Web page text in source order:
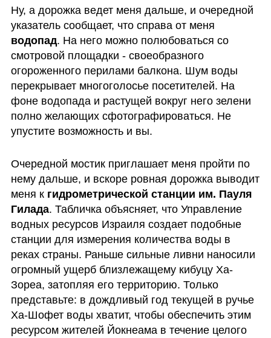
Ну, а дорожка ведет меня дальше, и очередной
водопад. На него можно полюбоваться со
смотровой площадки - своеобразного
огороженного перилами балкона. Шум воды
перекрывает многоголосье посетителей. На
фоне водопада и растущей вокруг него зелени
полно желающих сфотографироваться. Не
упустите возможность и вы.
Очередной мостик приглашает меня пройти по
нему дальше, и вскоре ровная дорожка выводит
меня к гидрометрической станции им. Пауля
Гилада. Табличка объясняет, что Управление
водных ресурсов Израиля создает подобные
станции для измерения количества воды в
реках страны. Раньше сильные ливни наносили
огромный ущерб близлежащему кибуцу Ха-
Зореа, затопляя его территорию. Только
представьте: в дождливый год текущей в ручье
Ха-Шофет воды хватит, чтобы обеспечить этим
ресурсом жителей Йокнеама в течение целого